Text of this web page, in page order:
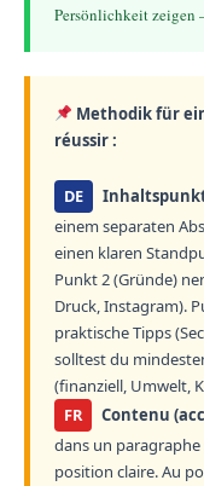
Methodik für
réussir :
DE
einem separaten
einen klaren
Punkt 2 (Gründe)
Druck, Instagram).
praktische Tipps
solltest du
(finanziell, Umwelt,
FR
Contenu
dans un
position claire. Au